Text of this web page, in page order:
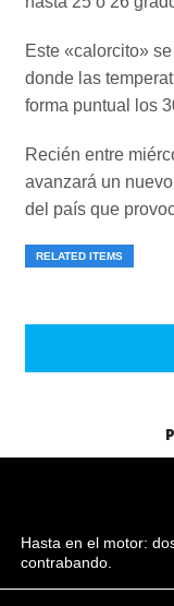
Este «calorcito»
donde las
forma puntual los
Recién entre
avanzará un
del país que
RELATED ITEMS
Hasta en el motor:
contrabando.